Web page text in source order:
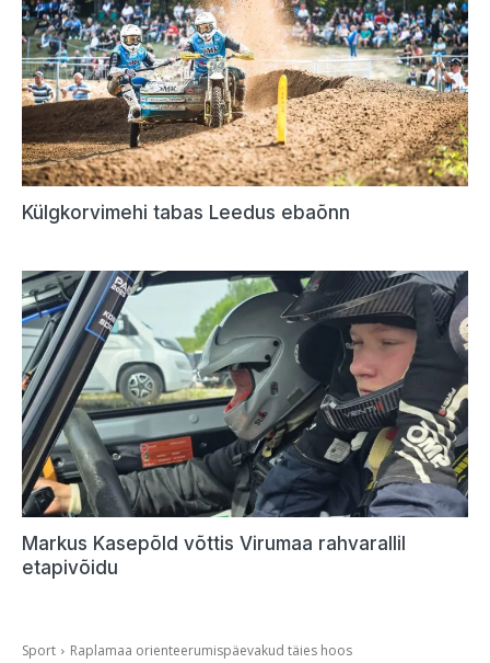
Külgkorvimehi tabas Leedus ebaõnn
Markus Kasepõld võttis Virumaa rahvarallil
etapivõidu